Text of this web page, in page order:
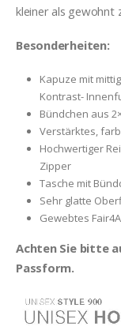
kleiner als gewohnt
Besonderheiten:
Kapuze mit
Kontrast-
Bündchen aus
Verstärktes,
Hochwertiger
Zipper
Tasche mit
Sehr glatte
Gewebtes
Achten Sie bitte
Passform.